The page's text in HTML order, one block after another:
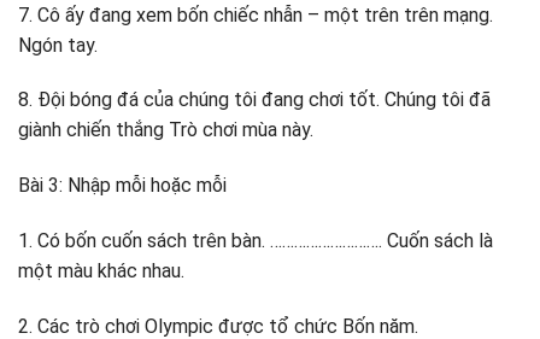
7. Cô ấy đang xem bốn chiếc nhẫn – một trên trên mạng.
Ngón tay.
8. Đội bóng đá của chúng tôi đang chơi tốt. Chúng tôi đã
giành chiến thắng Trò chơi mùa này.
Bài 3: Nhập mỗi hoặc mỗi
1. Có bốn cuốn sách trên bàn. ………………………. Cuốn sách là
một màu khác nhau.
2. Các trò chơi Olympic được tổ chức Bốn năm.